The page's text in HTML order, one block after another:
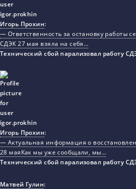
Игорь Прохин:
— Ответственность за остановку работы
СДЭК 27 мая взяла на себя…
Технический сбой парализовал работу
Игорь Прохин:
— Актуальная информация о
28 маяКак мы уже сообщали, мы…
Технический сбой парализовал работу
Матвей Гулин: